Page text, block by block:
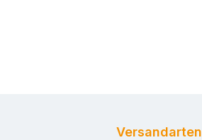
Versandarten